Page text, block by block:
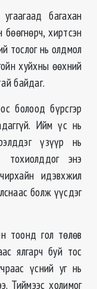
багахан
бөөгнөрч, хиртсэн
тослог нь олдмол
хуйхны өөхний
байдаг.
болоод бүрсгэр
Ийм үс нь
үзүүр нь
тохиолддог энэ
идэвхжил
болж үүсдэг
тоонд гол төлөв
ялгарч буй тос
үсний уг нь
Тиймээс холимог